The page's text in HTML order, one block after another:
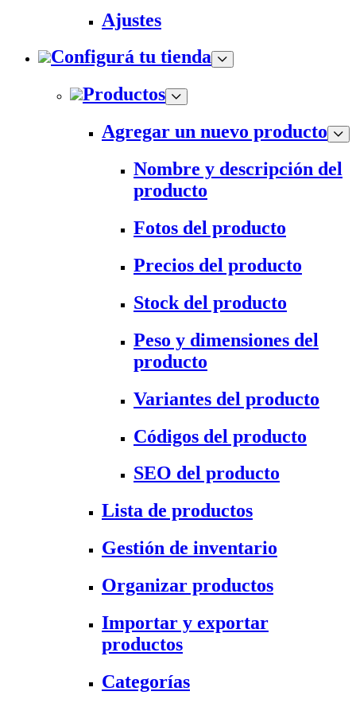
Ajustes
Configurá tu tienda
Productos
Agregar un nuevo producto
Nombre y descripción del
producto
Fotos del producto
Precios del producto
Stock del producto
Peso y dimensiones del
producto
Variantes del producto
Códigos del producto
SEO del producto
Lista de productos
Gestión de inventario
Organizar productos
Importar y exportar
productos
Categorías